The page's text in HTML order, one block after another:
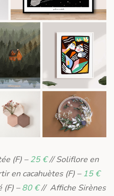
(F) –25 €// Soliflore en
en cacahuètes (F) – 15 €
(F) –80 €// Affiche Sirènes